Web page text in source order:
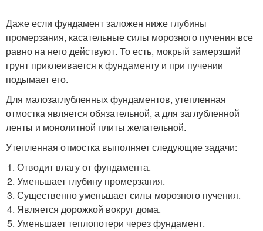
Даже если фундамент заложен ниже глубины
промерзания, касательные силы морозного пучения все
равно на него действуют. То есть, мокрый замерзший
грунт приклеивается к фундаменту и при пучении
подымает его.
Для малозаглубленных фундаментов, утепленная
отмостка является обязательной, а для заглубленной
ленты и монолитной плиты желательной.
Утепленная отмостка выполняет следующие задачи:
Отводит влагу от фундамента.
Уменьшает глубину промерзания.
Существенно уменьшает силы морозного пучения.
Является дорожкой вокруг дома.
Уменьшает теплопотери через фундамент.